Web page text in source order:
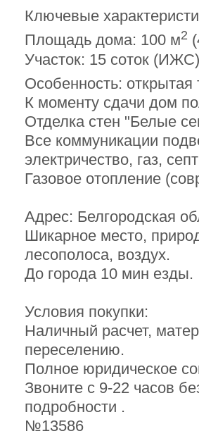
Ключевые
Площадь дома: 100 м2
Участок: 15 соток
Особенность: открытая
К моменту сдачи дом
Отделка стен "Белые
Все коммуникации
электричество, газ,
Газовое отопление
Адрес: Белгородская
Шикарное место,
лесополоса, воздух.
До города 10 мин езды.
Условия покупки:
Наличный расчет,
переселению.
Полное юридическое
Звоните с 9-22 часов
подробности .
№13586